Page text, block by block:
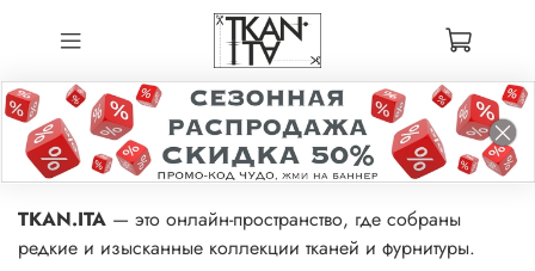
TKAN.ITA — это онлайн-пространство, где собраны
редкие и изысканные коллекции тканей и фурнитуры.